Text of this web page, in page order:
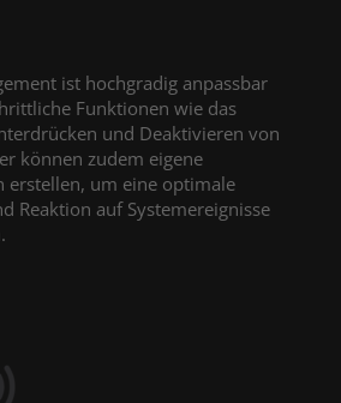
ist hochgradig anpassbar
Funktionen wie das
und Deaktivieren von
können zudem eigene
erstellen, um eine optimale
Reaktion auf Systemereignisse